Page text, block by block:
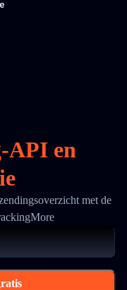
API en
met de